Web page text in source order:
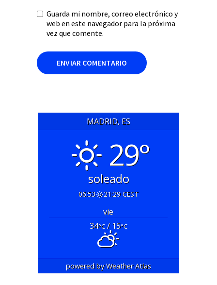
Guarda mi nombre, correo electrónico y
web en este navegador para la próxima
vez que comente.
MADRID, ES
29°
soleado
06:53 21:29 CEST
vie
34°C/ 15°C
powered byWeather Atlas